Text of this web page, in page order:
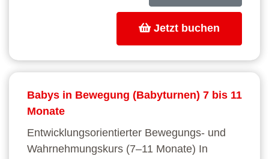
Jetzt buchen
Babys in Bewegung (Babyturnen) 7 bis 11
Monate
Entwicklungsorientierter Bewegungs- und
Wahrnehmungskurs (7–11 Monate) In